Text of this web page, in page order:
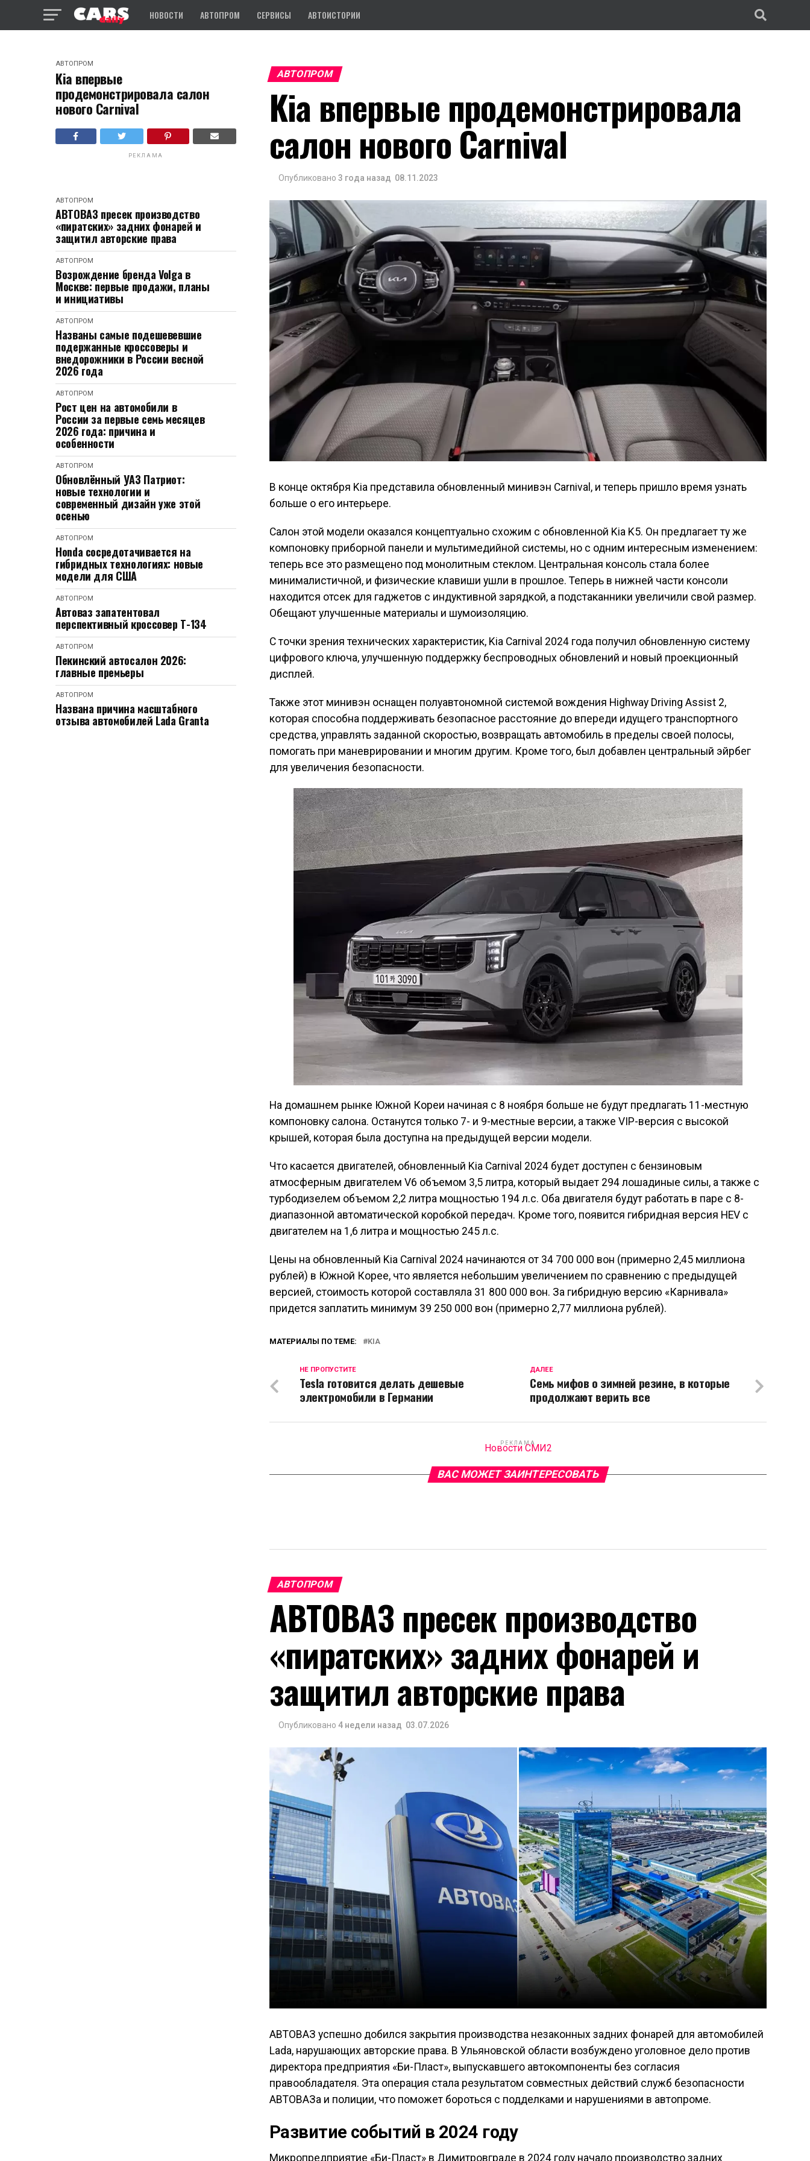
НОВОСТИ АВТОПРОМ СЕРВИСЫ АВТОИСТОРИИ
АВТОПРОМ
Kia впервые
продемонстрировала салон
нового Carnival
РЕКЛАМА
АВТОПРОМ
АВТОВАЗ пресек производство
«пиратских» задних фонарей и
защитил авторские права
АВТОПРОМ
Возрождение бренда Volga в
Москве: первые продажи, планы
и инициативы
АВТОПРОМ
Названы самые подешевевшие
подержанные кроссоверы и
внедорожники в России весной
2026 года
АВТОПРОМ
Рост цен на автомобили в
России за первые семь месяцев
2026 года: причина и
особенности
АВТОПРОМ
Обновлённый УАЗ Патриот:
новые технологии и
современный дизайн уже этой
осенью
АВТОПРОМ
Honda сосредотачивается на
гибридных технологиях: новые
модели для США
АВТОПРОМ
Автоваз запатентовал
перспективный кроссовер Т-134
АВТОПРОМ
Пекинский автосалон 2026:
главные премьеры
АВТОПРОМ
Названа причина масштабного
отзыва автомобилей Lada Granta
АВТОПРОМ
Kia впервые продемонстрировала
салон нового Carnival
Опубликовано 3 года назад 08.11.2023
В конце октября Kia представила обновленный минивэн Carnival, и теперь пришло время узнать
больше о его интерьере.
Салон этой модели оказался концептуально схожим с обновленной Kia K5. Он предлагает ту же
компоновку приборной панели и мультимедийной системы, но с одним интересным изменением:
теперь все это размещено под монолитным стеклом. Центральная консоль стала более
минималистичной, и физические клавиши ушли в прошлое. Теперь в нижней части консоли
находится отсек для гаджетов с индуктивной зарядкой, а подстаканники увеличили свой размер.
Обещают улучшенные материалы и шумоизоляцию.
С точки зрения технических характеристик, Kia Carnival 2024 года получил обновленную систему
цифрового ключа, улучшенную поддержку беспроводных обновлений и новый проекционный
дисплей.
Также этот минивэн оснащен полуавтономной системой вождения Highway Driving Assist 2,
которая способна поддерживать безопасное расстояние до впереди идущего транспортного
средства, управлять заданной скоростью, возвращать автомобиль в пределы своей полосы,
помогать при маневрировании и многим другим. Кроме того, был добавлен центральный эйрбег
для увеличения безопасности.
На домашнем рынке Южной Кореи начиная с 8 ноября больше не будут предлагать 11-местную
компоновку салона. Останутся только 7- и 9-местные версии, а также VIP-версия с высокой
крышей, которая была доступна на предыдущей версии модели.
Что касается двигателей, обновленный Kia Carnival 2024 будет доступен с бензиновым
атмосферным двигателем V6 объемом 3,5 литра, который выдает 294 лошадиные силы, а также с
турбодизелем объемом 2,2 литра мощностью 194 л.с. Оба двигателя будут работать в паре с 8-
диапазонной автоматической коробкой передач. Кроме того, появится гибридная версия HEV с
двигателем на 1,6 литра и мощностью 245 л.с.
Цены на обновленный Kia Carnival 2024 начинаются от 34 700 000 вон (примерно 2,45 миллиона
рублей) в Южной Корее, что является небольшим увеличением по сравнению с предыдущей
версией, стоимость которой составляла 31 800 000 вон. За гибридную версию «Карнивала»
придется заплатить минимум 39 250 000 вон (примерно 2,77 миллиона рублей).
МАТЕРИАЛЫ ПО ТЕМЕ: KIA
ДАЛЕЕ
Семь мифов о зимней резине, в которые
продолжают верить все
НЕ ПРОПУСТИТЕ
Tesla готовится делать дешевые
электромобили в Германии
РЕКЛАМА
Новости СМИ2
ВАС МОЖЕТ ЗАИНТЕРЕСОВАТЬ
АВТОПРОМ
АВТОВАЗ пресек производство
«пиратских» задних фонарей и
защитил авторские права
Опубликовано 4 недели назад 03.07.2026
АВТОВАЗ успешно добился закрытия производства незаконных задних фонарей для автомобилей
Lada, нарушающих авторские права. В Ульяновской области возбуждено уголовное дело против
директора предприятия «Би-Пласт», выпускавшего автокомпоненты без согласия
правообладателя. Эта операция стала результатом совместных действий служб безопасности
АВТОВАЗа и полиции, что поможет бороться с подделками и нарушениями в автопроме.
Развитие событий в 2024 году
Микропредприятие «Би-Пласт» в Димитровграде в 2024 году начало производство задних